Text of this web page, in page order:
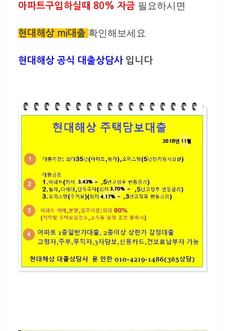
아파트구입하실때 80% 자금 필요하시면
현대해상 mi대출 확인해보세요
현대해상 공식 대출상담사 입니다